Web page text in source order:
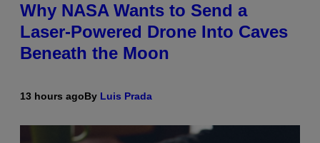
Why NASA Wants to Send a
Laser-Powered Drone Into Caves
Beneath the Moon
13 hours agoBy Luis Prada